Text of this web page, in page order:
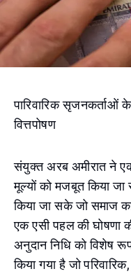
पारिवारिक सृजनकर्ताओं
वित्तपोषण
संयुक्त अरब अमीरात ने
मूल्यों को मजबूत किया
किया जा सके जो समाज
एक एसी पहल की घोषणा
अनुदान निधि को विशेष
किया गया है जो